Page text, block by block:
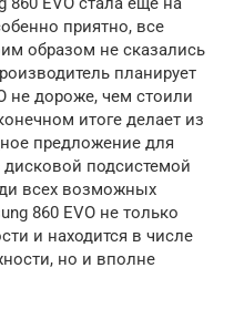
приятно, все
образом не сказались
планирует
не дороже, чем стоили
итоге делает из
предложение для
подсистемой
всех возможных
860 EVO не только
и находится в числе
но и вполне